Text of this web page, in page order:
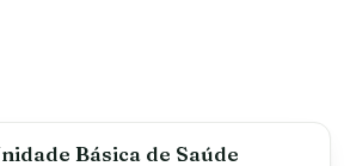
Básica de Saúde